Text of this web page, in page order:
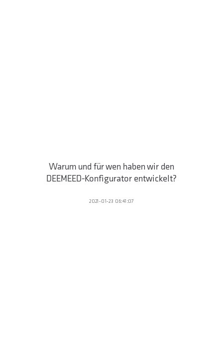
Warum und für wen haben wir den
DEEMEED-Konfigurator entwickelt?
2021-01-23 06:41:07